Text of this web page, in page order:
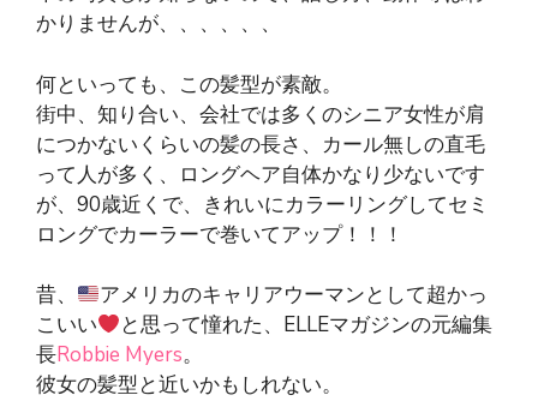
かりませんが、、、、、、
何といっても、この髪型が素敵。
街中、知り合い、会社では多くのシニア女性が肩
につかないくらいの髪の長さ、カール無しの直毛
って人が多く、ロングヘア自体かなり少ないです
が、90歳近くで、きれいにカラーリングしてセミ
ロングでカーラーで巻いてアップ！！！
昔、
アメリカのキャリアウーマンとして超かっ
こいい
と思って憧れた、ELLEマガジンの元編集
長Robbie Myers。
彼女の髪型と近いかもしれない。